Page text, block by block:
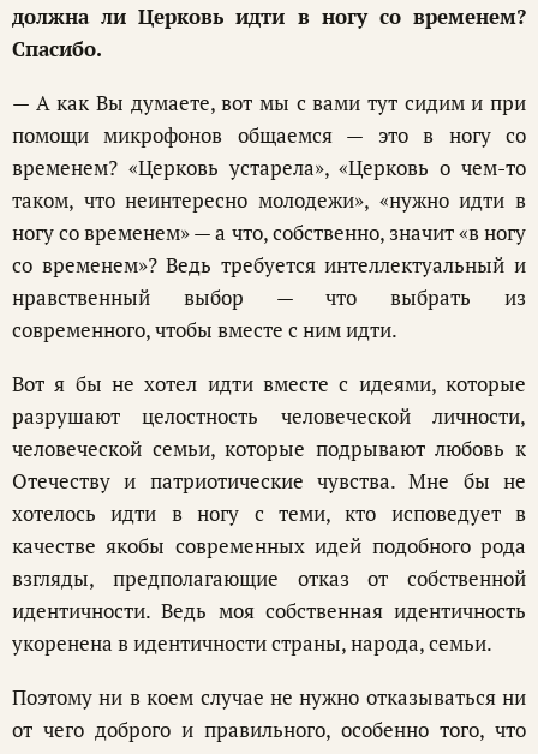
должна ли Церковь идти в ногу со временем?
Спасибо.
— А как Вы думаете, вот мы с вами тут сидим и при
помощи микрофонов общаемся — это в ногу со
временем? «Церковь устарела», «Церковь о чем-то
таком, что неинтересно молодежи», «нужно идти в
ногу со временем» — а что, собственно, значит «в ногу
со временем»? Ведь требуется интеллектуальный и
нравственный выбор — что выбрать из
современного, чтобы вместе с ним идти.
Вот я бы не хотел идти вместе с идеями, которые
разрушают целостность человеческой личности,
человеческой семьи, которые подрывают любовь к
Отечеству и патриотические чувства. Мне бы не
хотелось идти в ногу с теми, кто исповедует в
качестве якобы современных идей подобного рода
взгляды, предполагающие отказ от собственной
идентичности. Ведь моя собственная идентичность
укоренена в идентичности страны, народа, семьи.
Поэтому ни в коем случае не нужно отказываться ни
от чего доброго и правильного, особенно того, что